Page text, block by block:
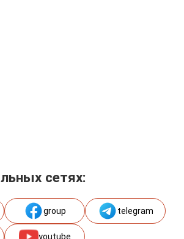
сетях:
group telegram
youtube